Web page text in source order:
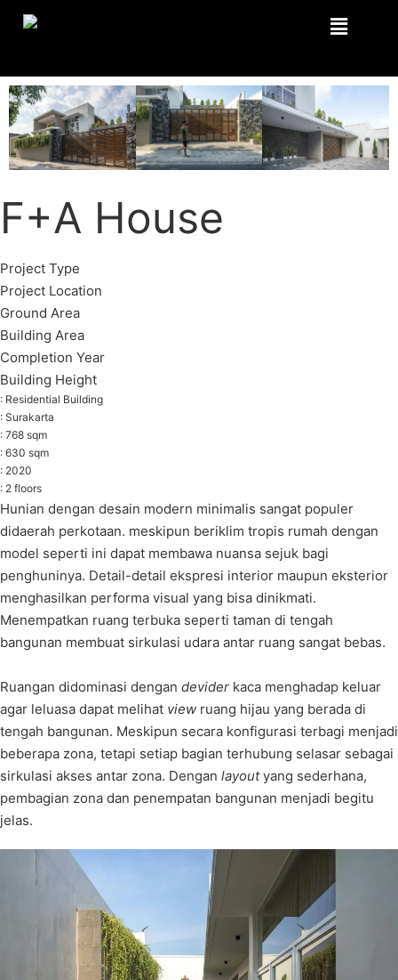
F+A House
Project Type
Project Location
Ground Area
Building Area
Completion Year
Building Height
: Residential Building
: Surakarta
: 768 sqm
: 630 sqm
: 2020
: 2 floors
Hunian dengan desain modern minimalis sangat populer
didaerah perkotaan. meskipun beriklim tropis rumah dengan
model seperti ini dapat membawa nuansa sejuk bagi
penghuninya. Detail-detail ekspresi interior maupun eksterior
menghasilkan performa visual yang bisa dinikmati.
Menempatkan ruang terbuka seperti taman di tengah
bangunan membuat sirkulasi udara antar ruang sangat bebas.
Ruangan didominasi dengan devider kaca menghadap keluar
agar leluasa dapat melihat view ruang hijau yang berada di
tengah bangunan. Meskipun secara konfigurasi terbagi menjadi
beberapa zona, tetapi setiap bagian terhubung selasar sebagai
sirkulasi akses antar zona. Dengan layoutyang sederhana,
pembagian zona dan penempatan bangunan menjadi begitu
jelas.